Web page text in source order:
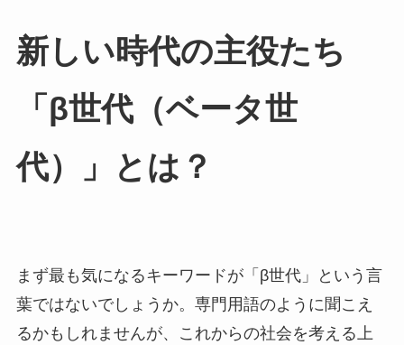
新しい時代の主役たち
「β世代（ベータ世
代）」とは？
まず最も気になるキーワードが「β世代」という言
葉ではないでしょうか。専門用語のように聞こえ
るかもしれませんが、これからの社会を考える上